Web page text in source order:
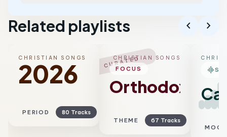
Related playlists chevron_left chevron_right
CHRISTIAN SONGS
2026
PERIOD 80 Tracks
CURATED
CHRISTIAN SONGS
FOCUS
Orthodox
THEME 67 Tracks
graphic_eq